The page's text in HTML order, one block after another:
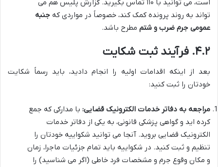
است، می توانید با ۱۱۰ تماس بگیرید. گزارش پلیس هم می
تواند به روند پرونده کمک کند، خصوصاً در مواردی که جنبه
عمومی جرم ضرب و شتم مطرح باشد.
۴.۲. فرآیند ثبت شکایت
بعد از اینکه اقدامات اولیه را انجام دادید، باید رسماً شکایت
خودتان را ثبت کنید:
مراجعه به دفاتر خدمات الکترونیک قضایی: با مدارکی که جمع
کرده اید و گواهی پزشکی قانونی، به یکی از دفاتر خدمات
الکترونیک قضایی بروید. آنجا می توانید شکواییه خودتان را
تنظیم و ثبت کنید. در شکواییه باید تمام جزئیات ماجرا، زمان
و مکان وقوع جرم و مشخصات فرد خاطی (اگر می شناسید) را